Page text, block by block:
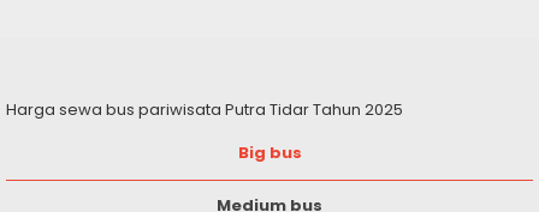
Harga sewa bus pariwisata Putra Tidar Tahun 2025
Big bus
Medium bus